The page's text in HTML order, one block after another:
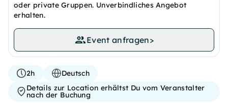
oder private Gruppen. Unverbindliches Angebot
erhalten.
Event anfragen>
2h
Deutsch
Details zur Location erhältst Du vom Veranstalter
nach der Buchung